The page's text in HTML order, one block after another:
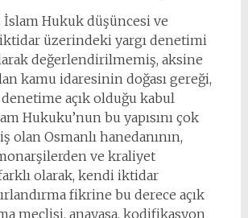
Hukuk düşüncesi ve
üzerindeki yargı denetimi
değerlendirilmemiş, aksine
kamu idaresinin doğası gereği,
açık olduğu kabul
Hukuku’nun bu yapısını çok
olan Osmanlı hanedanının,
ve kraliyet
olarak, kendi iktidar
fikrine bu derece açık
meclisi, anayasa, kodifikasyon